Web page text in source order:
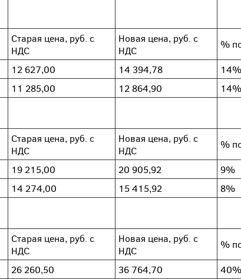
Старая цена, руб. с
НДС
Новая цена, руб. с
НДС
%
12 627,00 14 394,78
14%
11 285,00 12 864,90
14%
Старая цена, руб. с
НДС
Новая цена, руб. с
НДС
%
19 215,00 20 905,92
9%
14 274,00 15 415,92
8%
Старая цена, руб. с
НДС
Новая цена, руб. с
НДС
%
26 260,50 36 764,70
40%